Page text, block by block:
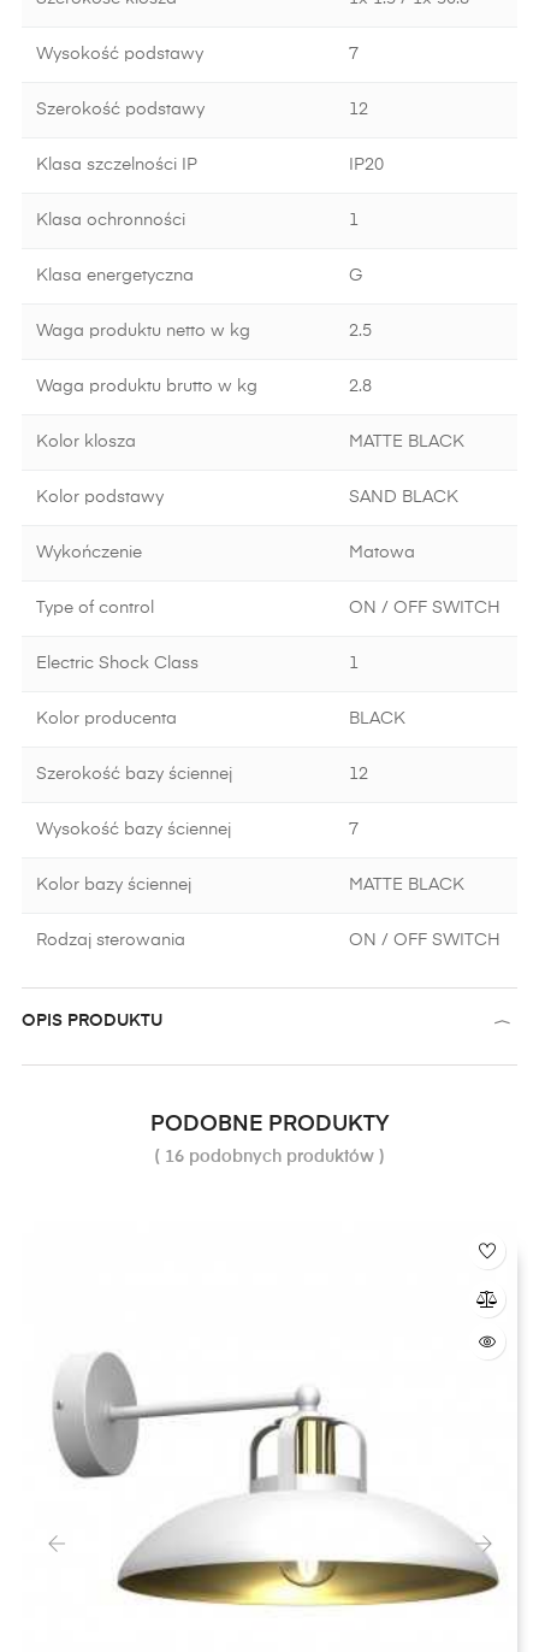
Wysokość podstawy 7
Szerokość podstawy 12
Klasa szczelności IP IP20
Klasa ochronności 1
Klasa energetyczna G
Waga produktu netto w kg 2.5
Waga produktu brutto w kg 2.8
Kolor klosza MATTE BLACK
Kolor podstawy SAND BLACK
Wykończenie Matowa
Type of control ON / OFF SWITCH
Electric Shock Class 1
Kolor producenta BLACK
Szerokość bazy ściennej 12
Wysokość bazy ściennej 7
Kolor bazy ściennej MATTE BLACK
Rodzaj sterowania ON / OFF SWITCH
OPIS PRODUKTU
PODOBNE PRODUKTY
( 16 podobnych produktów )
›